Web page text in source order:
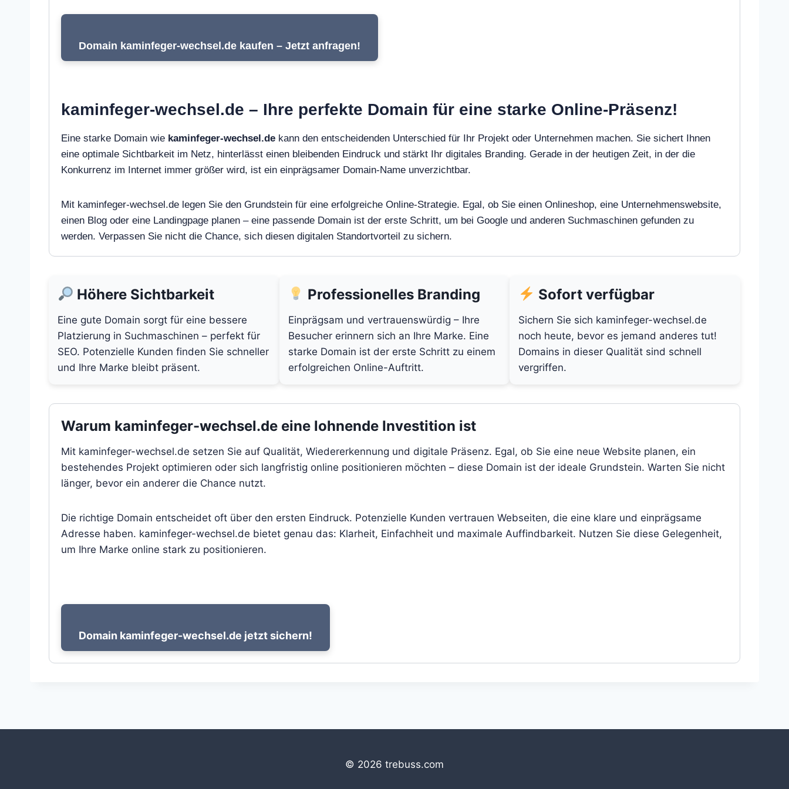
Domain kaminfeger-wechsel.de kaufen – Jetzt anfragen!
kaminfeger-wechsel.de – Ihre perfekte Domain für eine starke Online-Präsenz!
Eine starke Domain wie kaminfeger-wechsel.de kann den entscheidenden Unterschied für Ihr Projekt oder Unternehmen machen. Sie sichert Ihnen
eine optimale Sichtbarkeit im Netz, hinterlässt einen bleibenden Eindruck und stärkt Ihr digitales Branding. Gerade in der heutigen Zeit, in der die
Konkurrenz im Internet immer größer wird, ist ein einprägsamer Domain-Name unverzichtbar.
Mit kaminfeger-wechsel.de legen Sie den Grundstein für eine erfolgreiche Online-Strategie. Egal, ob Sie einen Onlineshop, eine Unternehmenswebsite,
einen Blog oder eine Landingpage planen – eine passende Domain ist der erste Schritt, um bei Google und anderen Suchmaschinen gefunden zu
werden. Verpassen Sie nicht die Chance, sich diesen digitalen Standortvorteil zu sichern.
Höhere Sichtbarkeit
Eine gute Domain sorgt für eine bessere
Platzierung in Suchmaschinen – perfekt für
SEO. Potenzielle Kunden finden Sie schneller
und Ihre Marke bleibt präsent.
Professionelles Branding
Einprägsam und vertrauenswürdig – Ihre
Besucher erinnern sich an Ihre Marke. Eine
starke Domain ist der erste Schritt zu einem
erfolgreichen Online-Auftritt.
Sofort verfügbar
Sichern Sie sich kaminfeger-wechsel.de
noch heute, bevor es jemand anderes tut!
Domains in dieser Qualität sind schnell
vergriffen.
Warum kaminfeger-wechsel.de eine lohnende Investition ist
Mit kaminfeger-wechsel.de setzen Sie auf Qualität, Wiedererkennung und digitale Präsenz. Egal, ob Sie eine neue Website planen, ein
bestehendes Projekt optimieren oder sich langfristig online positionieren möchten – diese Domain ist der ideale Grundstein. Warten Sie nicht
länger, bevor ein anderer die Chance nutzt.
Die richtige Domain entscheidet oft über den ersten Eindruck. Potenzielle Kunden vertrauen Webseiten, die eine klare und einprägsame
Adresse haben. kaminfeger-wechsel.de bietet genau das: Klarheit, Einfachheit und maximale Auffindbarkeit. Nutzen Sie diese Gelegenheit,
um Ihre Marke online stark zu positionieren.
Domain kaminfeger-wechsel.de jetzt sichern!
© 2026 trebuss.com